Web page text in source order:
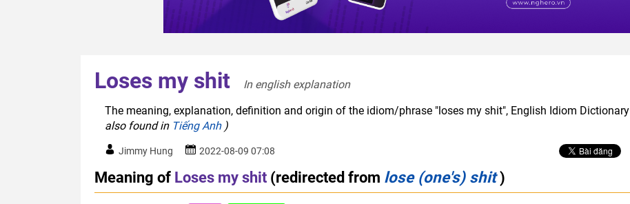
Loses my shit
In english explanation
The meaning, explanation, definition and origin of the idiom/phrase "loses my shit", English Idiom Dictionary
also found in Tiếng Anh)
Jimmy Hung 2022-08-09 07:08
Meaning of Loses my shit (redirected from lose (one's) shit)